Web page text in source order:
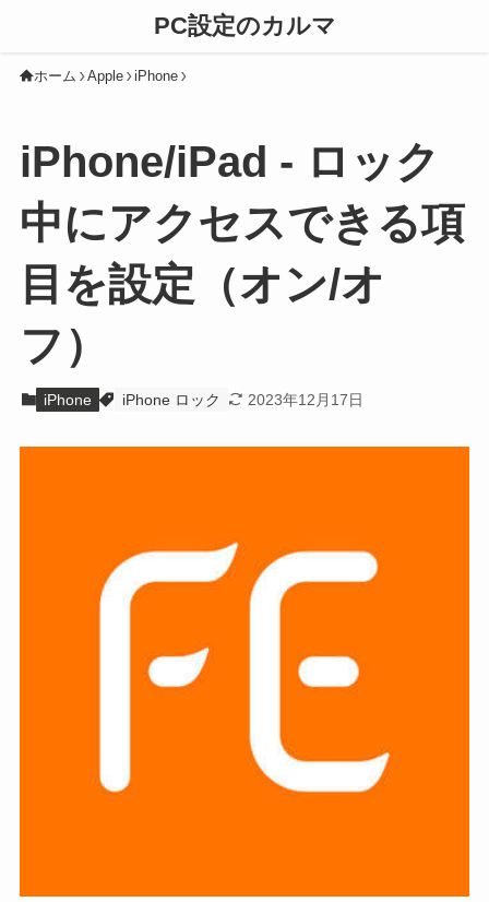
PC設定のカルマ
ホーム Apple iPhone
iPhone/iPad - ロック
中にアクセスできる項
目を設定（オン/オ
フ）
iPhone iPhone ロック 2023年12月17日